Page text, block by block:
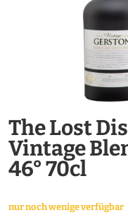
The Lost
Vintage
46° 70cl
nur noch wenige verfügbar